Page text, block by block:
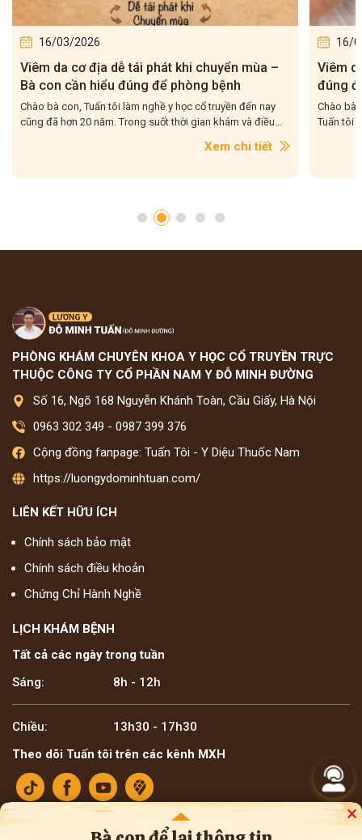
16/03/2026
Viêm da cơ địa tái đi tái lại – Bà con hiểu
đúng để điều trị cho dứt điểm
Chào bà con, Viêm da cơ địa tái đi tái lại là tình trạng mà
Tuấn tôi gặp rất nhiều trong quá trình hơn 20...
Xem chi tiết
16/
5 bài
–
Chào bà
tôi gặp
×
PHÒNG KHÁM CHUYÊN KHOA Y HỌC CỔ TRUYỀN TRỰC
THUỘC CÔNG TY CỔ PHẦN NAM Y ĐỖ MINH ĐƯỜNG
Số 16, Ngõ 168 Nguyễn Khánh Toàn, Cầu Giấy, Hà Nội
0963 302 349 - 0987 399 376
Cộng đồng fanpage: Tuấn Tôi - Y Diệu Thuốc Nam
https://luongydominhtuan.com/
LIÊN KẾT HỮU ÍCH
Chính sách bảo mật
Chính sách điều khoản
Chứng Chỉ Hành Nghề
LỊCH KHÁM BỆNH
Tất cả các ngày trong tuần
Sáng:
8h - 12h
Chiều:
13h30 - 17h30
Theo dõi Tuấn tôi trên các kênh MXH